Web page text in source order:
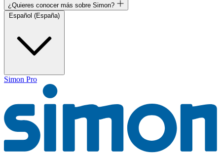
¿Quieres conocer más sobre Simon?
Simon Pro